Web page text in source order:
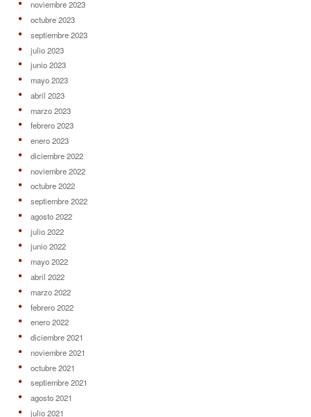
noviembre 2023
octubre 2023
septiembre 2023
julio 2023
junio 2023
mayo 2023
abril 2023
marzo 2023
febrero 2023
enero 2023
diciembre 2022
noviembre 2022
octubre 2022
septiembre 2022
agosto 2022
julio 2022
junio 2022
mayo 2022
abril 2022
marzo 2022
febrero 2022
enero 2022
diciembre 2021
noviembre 2021
octubre 2021
septiembre 2021
agosto 2021
julio 2021